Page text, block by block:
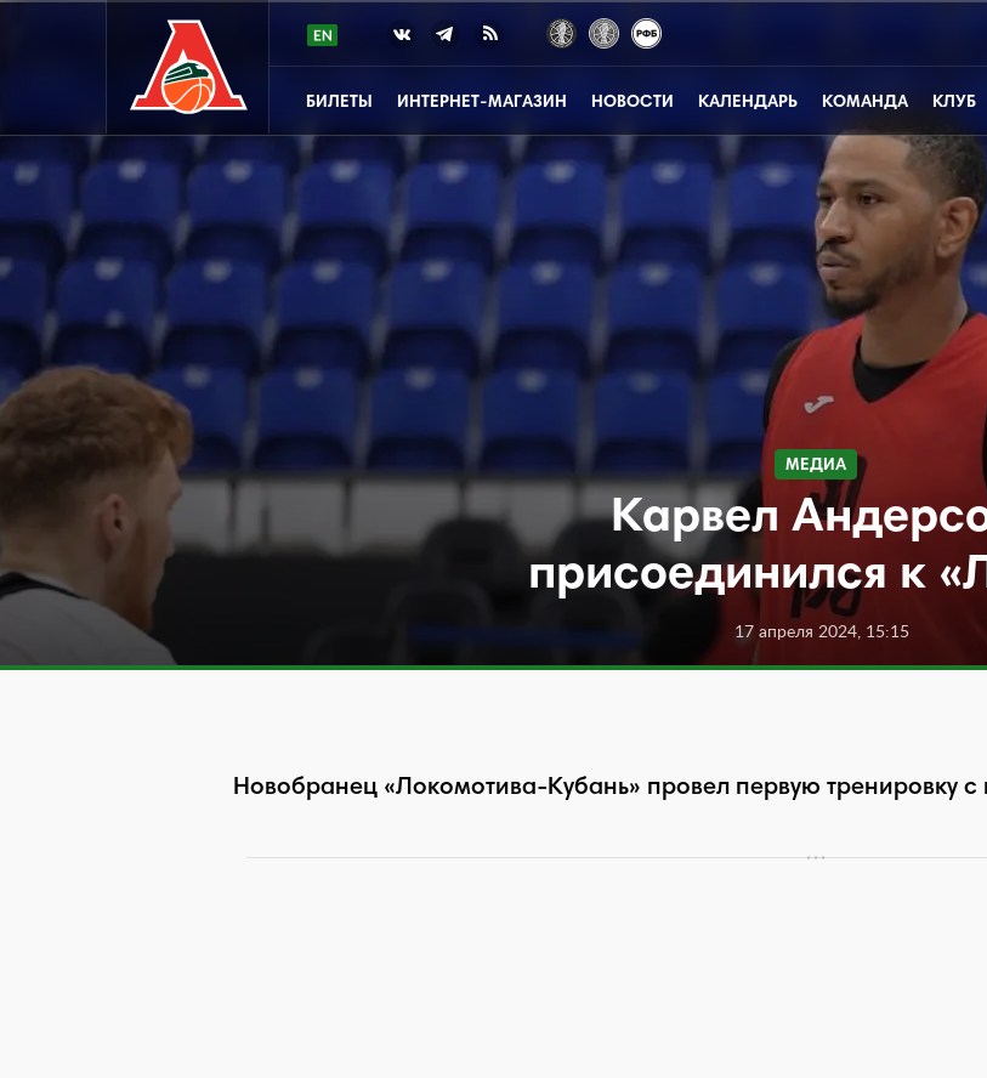
БИЛЕТЫ ИНТЕРНЕТ-МАГАЗИН НОВОСТИ КАЛЕНДАРЬ КОМАНДА КЛУБ
МЕДИА
Карвел
присоединился к
17 апреля 2024, 15:15
Новобранец «Локомотива-Кубань» провел первую тренировку с